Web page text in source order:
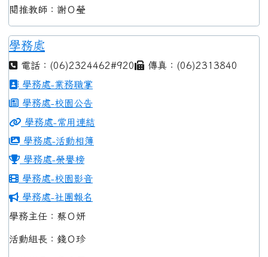
閱推教師：謝Ｏ瑩
學務處
電話：(06)2324462#920
傳真：(06)2313840
學務處-業務職掌
學務處-校園公告
學務處-常用連結
學務處-活動相簿
學務處-榮譽榜
學務處-校園影音
學務處-社團報名
學務主任：蔡Ｏ妍
活動組長：錢Ｏ珍